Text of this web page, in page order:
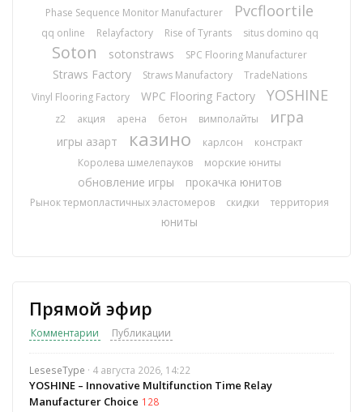
Phase Sequence Monitor Manufacturer Pvcfloortile
qq online Relayfactory Rise of Tyrants situs domino qq
Soton sotonstraws SPC Flooring Manufacturer
Straws Factory Straws Manufactory
TradeNations
Vinyl Flooring Factory
WPC Flooring Factory YOSHINE
z2 акция арена бетон вимполайты игра
игры азарт казино карлсон
констракт
Королева шмелепауков
морские юниты
обновление игры прокачка юнитов
Рынок термопластичных эластомеров скидки территория
юниты
Прямой эфир
Комментарии Публикации
LeseseType · 4 августа 2026, 14:22
YOSHINE – Innovative Multifunction Time Relay
Manufacturer Choice 128